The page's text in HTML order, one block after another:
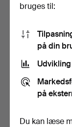
25.REPEATER
Weatherby…
15 dage
bruges til:
på din
på
Du kan læse